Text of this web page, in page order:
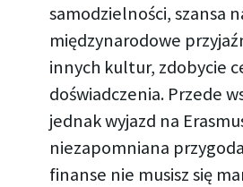
samodzielności, szansa
międzynarodowe
innych kultur, zdobycie
doświadczenia. Przede
jednak wyjazd na
niezapomniana
finanse nie musisz się